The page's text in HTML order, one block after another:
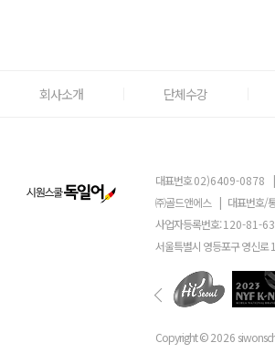
회사소개 단체수강
대표번호02)6409-0878 |
㈜골드앤에스 | 대표번호/
사업자등록번호:120-81-
서울특별시 영등포구 영신로
Copyright ©2026